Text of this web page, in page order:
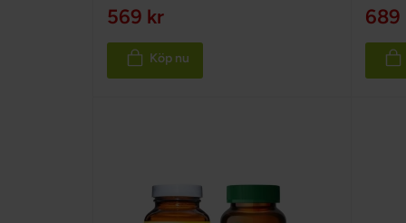
569 kr
Köp nu
689